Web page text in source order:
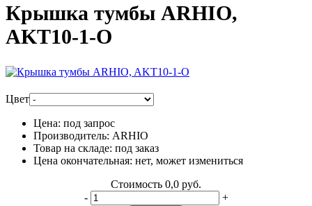
Крышка тумбы ARHIO,
AKT10-1-O
Цвет
Цена: под запрос
Производитель: ARHIO
Товар на складе: под заказ
Цена окончательная: нет, может измениться
Стоимость 0,0 руб.
-
+